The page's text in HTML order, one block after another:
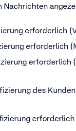
Nachrichten
erforderlich
erforderlich
erforderlich
des